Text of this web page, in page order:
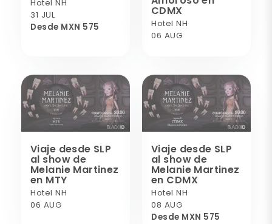
Hotel NH
31 JUL
Desde MXN 575
CDMX
Hotel NH
06 AUG
Viaje desde SLP
al show de
Melanie Martinez
en MTY
Hotel NH
06 AUG
Viaje desde SLP
al show de
Melanie Martinez
en CDMX
Hotel NH
08 AUG
Desde MXN 575